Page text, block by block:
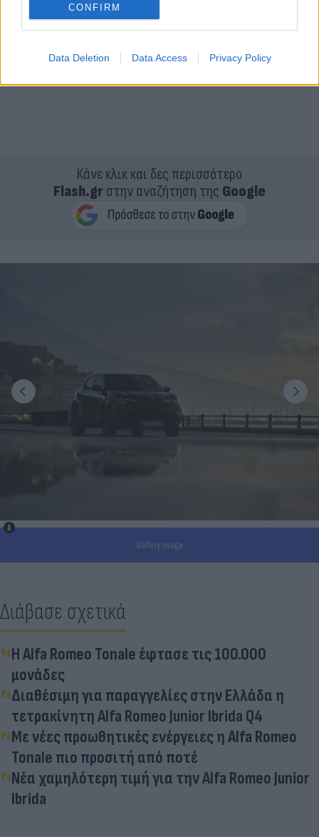
CONFIRM
Data Deletion Data Access Privacy Policy
Κάνε κλικ και δες περισσότερο
Flash.grστην αναζήτηση της Google
Gallery image
Διάβασε σχετικά
H Alfa Romeo Tonale έφτασε τις 100.000
μονάδες
Διαθέσιμη για παραγγελίες στην Ελλάδα η
τετρακίνητη Alfa Romeo Junior Ibrida Q4
Με νέες προωθητικές ενέργειες η Alfa Romeo
Tonale πιο προσιτή από ποτέ
Νέα χαμηλότερη τιμή για την Alfa Romeo Junior
Ibrida